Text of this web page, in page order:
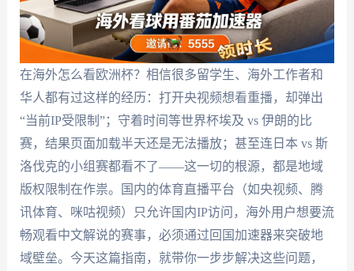
在海外怎么看欧洲杯？相信很多留学生、海外工作者和
华人都有过这样的经历：打开央视频想看重播，却弹出
“当前IP受限制”；守着时间等世界杯埃及 vs 伊朗的比
赛，结果页面加载半天还是无法播放；甚至连日本 vs 斯
洛伐克的小组赛都看不了——这一切的根源，都是地域
版权限制在作祟。国内的体育直播平台（如央视频、腾
讯体育、咪咕视频）只允许国内IP访问，海外用户想要流
畅观看中文解说的赛事，必须通过回国加速器来突破地
域壁垒。今天这篇指南，就带你一步步解决这些问题，